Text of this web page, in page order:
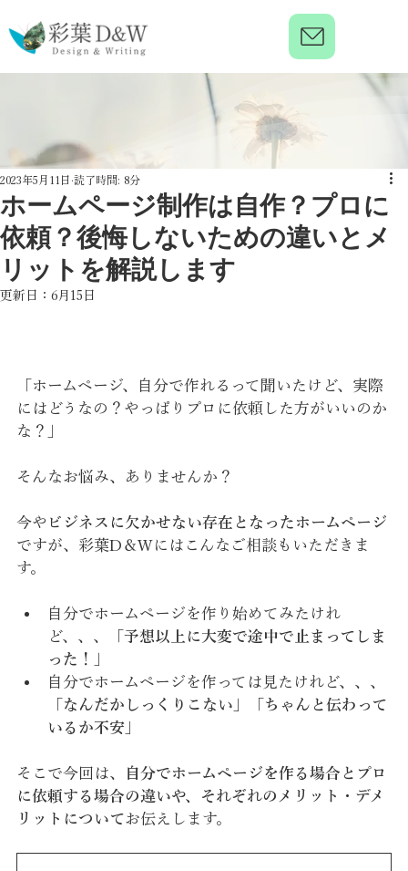
ホームページ制作は自作？プロに
依頼？後悔しないための違いとメ
リットを解説します
2023年5月11日 読了時間: 8分
更新日： 6月15日
「ホームページ、自分で作れるって聞いたけど、実際
にはどうなの？やっぱりプロに依頼した方がいいのか
な？」
そんなお悩み、ありませんか？
今や ビジネスに欠かせない存在となったホームページ
ですが、彩葉D＆Wにはこんなご相談もいただきま
す。
自分でホームページを作り始めてみたけれ
ど、、、「 予想以上に大変で途中で止まってしま
った！
自分でホームページを作っては見たけれど、、、
なんだかしっくりこない
ちゃんと伝わって
いるか不安
そこで今回は、
自分でホームページを作る場合とプロ
に依頼する場合の違いや、それぞれのメリット・デメ
リットについてお伝えします。